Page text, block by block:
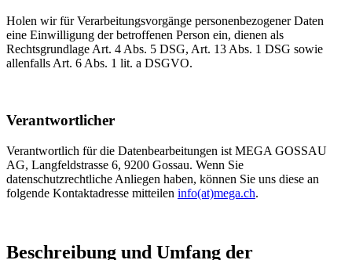
Holen wir für Verarbeitungsvorgänge personenbezogener Daten
eine Einwilligung der betroffenen Person ein, dienen als
Rechtsgrundlage Art. 4 Abs. 5 DSG, Art. 13 Abs. 1 DSG sowie
allenfalls Art. 6 Abs. 1 lit. a DSGVO.
Verantwortlicher
Verantwortlich für die Datenbearbeitungen ist MEGA GOSSAU
AG, Langfeldstrasse 6, 9200 Gossau. Wenn Sie
datenschutzrechtliche Anliegen haben, können Sie uns diese an
folgende Kontaktadresse mitteilen info(at)mega.ch.
Beschreibung und Umfang der